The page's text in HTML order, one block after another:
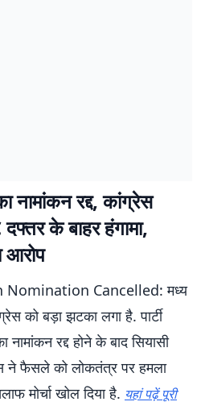
नामांकन रद्द, कांग्रेस
दफ्तर के बाहर हंगामा,
आरोप
Cancelled: मध्य
को बड़ा झटका लगा है. पार्टी
नामांकन रद्द होने के बाद सियासी
ने फैसले को लोकतंत्र पर हमला
मोर्चा खोल दिया है. यहां पढ़ें पूरी